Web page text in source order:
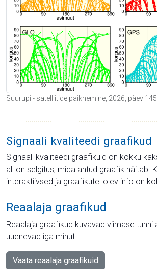
Suurupi - satelliitide paiknemine, 2026, päev 145
Signaali kvaliteedi graafikud
Signaali kvaliteedi graafikuid on kokku
all on selgitus, mida antud graafik näitab.
interaktiivsed ja graafikutel olev info on
Reaalaja graafikud
Reaalaja graafikud kuvavad viimase tunni
uuenevad iga minut.
Vaata reaalaja graafikuid